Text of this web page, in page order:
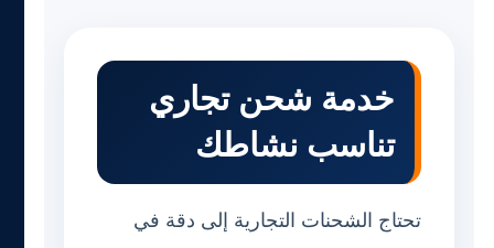
خدمة شحن تجاري
تناسب نشاطك
تحتاج الشحنات التجارية إلى دقة في